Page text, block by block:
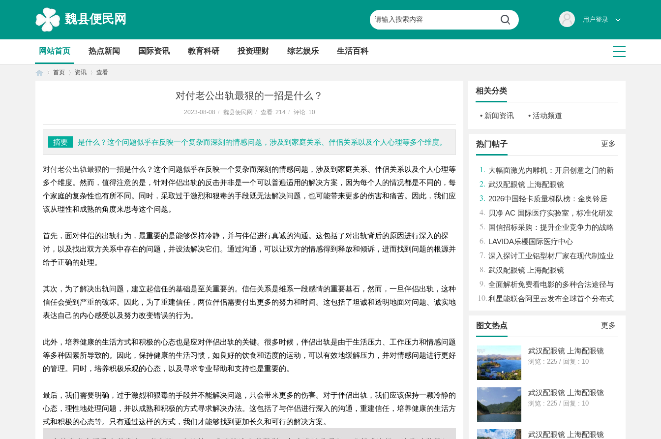
魏县便民网 用户登录
网站首页 热点新闻 国际资讯 教育科研 投资理财 综艺娱乐 生活百科
首页 资讯 查看
对付老公出轨最狠的一招是什么？
2023-08-08 / 魏县便民网 / 查看: 214 / 评论: 10
摘要 是什么？这个问题似乎在反映一个复杂而深刻的情感问题，涉及到家庭关系、伴侣关系以及个人心理等多个维度。
对付老公出轨最狠的一招是什么？这个问题似乎在反映一个复杂而深刻的情感问题，涉及到家庭关系、伴侣关系以及个人心理等
多个维度。然而，值得注意的是，针对伴侣出轨的反击并非是一个可以普遍适用的解决方案，因为每个人的情况都是不同的，每
个家庭的复杂性也有所不同。同时，采取过于激烈和狠毒的手段既无法解决问题，也可能带来更多的伤害和痛苦。因此，我们应
该从理性和成熟的角度来思考这个问题。
首先，面对伴侣的出轨行为，最重要的是能够保持冷静，并与伴侣进行真诚的沟通。这包括了对出轨背后的原因进行深入的探
讨，以及找出双方关系中存在的问题，并设法解决它们。通过沟通，可以让双方的情感得到释放和倾诉，进而找到问题的根源并
给予正确的处理。
其次，为了解决出轨问题，建立起信任的基础是至关重要的。信任关系是维系一段感情的重要基石，然而，一旦伴侣出轨，这种
信任会受到严重的破坏。因此，为了重建信任，两位伴侣需要付出更多的努力和时间。这包括了坦诚和透明地面对问题、诚实地
表达自己的内心感受以及努力改变错误的行为。
此外，培养健康的生活方式和积极的心态也是应对伴侣出轨的关键。很多时候，伴侣出轨是由于生活压力、工作压力和情感问题
等多种因素所导致的。因此，保持健康的生活习惯，如良好的饮食和适度的运动，可以有效地缓解压力，并对情感问题进行更好
的管理。同时，培养积极乐观的心态，以及寻求专业帮助和支持也是重要的。
最后，我们需要明确，过于激烈和狠毒的手段并不能解决问题，只会带来更多的伤害。对于伴侣出轨，我们应该保持一颗冷静的
心态，理性地处理问题，并以成熟和积极的方式寻求解决办法。这包括了与伴侣进行深入的沟通，重建信任，培养健康的生活方
式和积极的心态等。只有通过这样的方式，我们才能够找到更加长久和可行的解决方案。
相关分类
• 新闻资讯 • 活动频道
更多
热门帖子
1. 大幅面激光内雕机：开启创意之门的新
科技利器
2. 武汉配眼镜 上海配眼镜
3. 2026中国轻卡质量梯队榜：金奥铃居
首，奥铃全系硬核品质全解析
4. 贝净 AC 国际医疗实验室，标准化研发
体系全解析
5. 国信招标采购：提升企业竞争力的战略
利器解析
6. LAVIDA乐樱国际医疗中心
7. 深入探讨工业铝型材厂家在现代制造业
中的重要角色与发展趋势
8. 武汉配眼镜 上海配眼镜
9. 全面解析免费看电影的多种合法途径与
精彩体验
10.利星能联合阿里云发布全球首个分布式
更多
图文热点
武汉配眼镜 上海配眼镜
浏览 : 225 / 回复 : 10
武汉配眼镜 上海配眼镜
浏览 : 225 / 回复 : 10
武汉配眼镜 上海配眼镜